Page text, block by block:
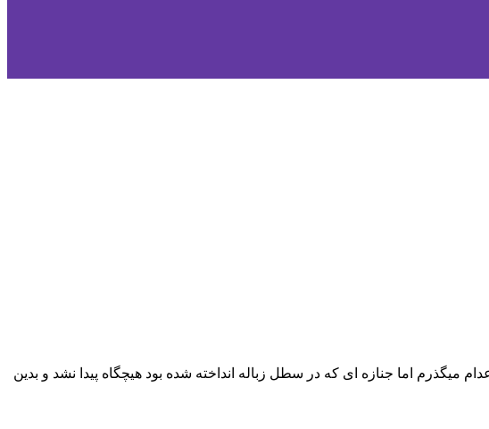
میگذرم اما جنازه ای که در سطل زباله انداخته شده بود هیچگاه پیدا نشد و بدین